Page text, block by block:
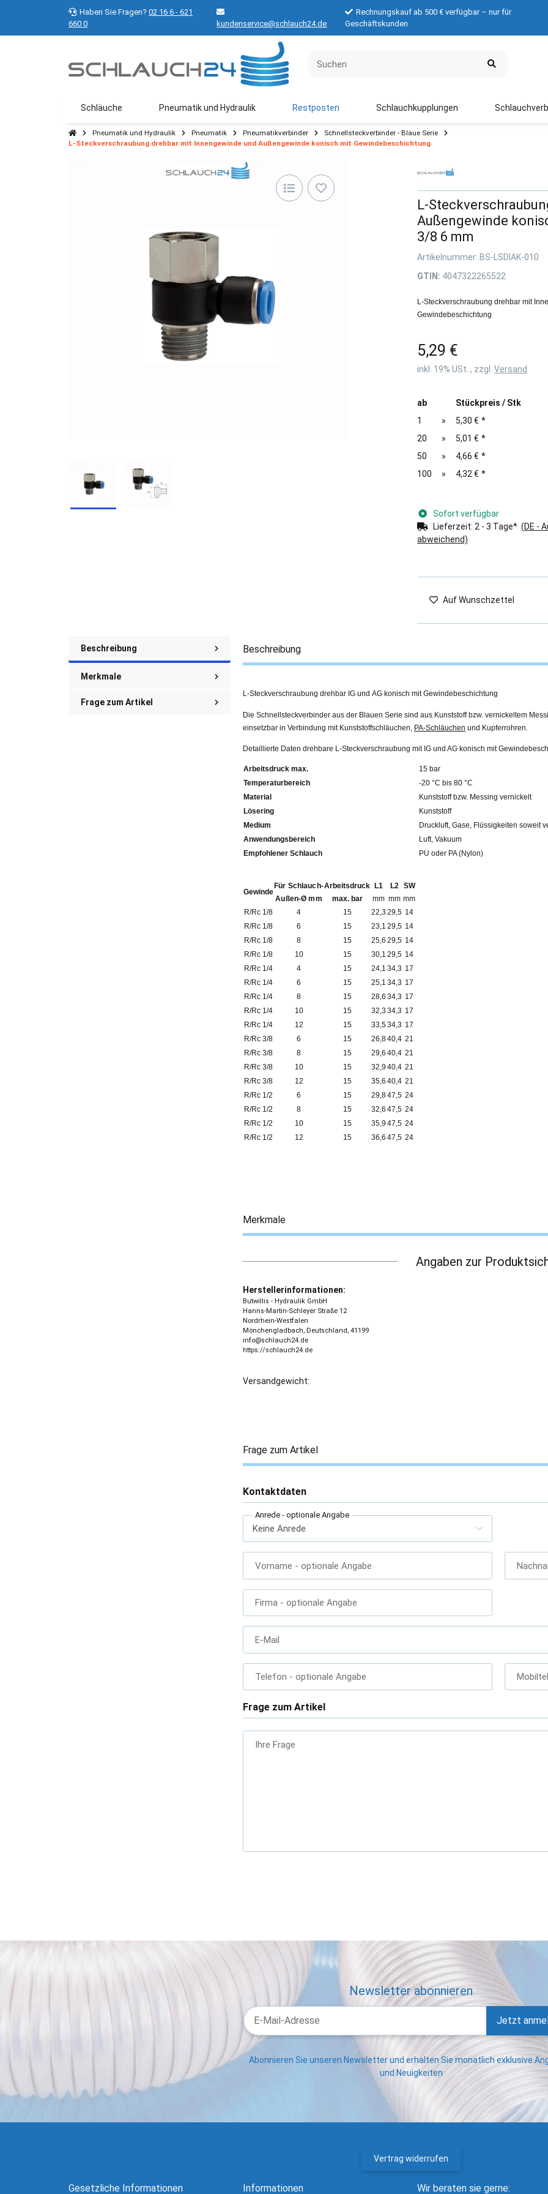
Haben Sie Fragen? 02 16 6 - 621
660 0
kundenservice@schlauch24.de
Rechnungskauf ab 500 € verfügbar – nur für
Geschäftskunden
Schläuche Pneumatik und Hydraulik Restposten Schlauchkupplungen
Pneumatik und Hydraulik Pneumatik Pneumatikverbinder
Schnellsteckverbinder - Blaue Serie
L-Steckverschraubung drehbar mit Innengewinde und Außengewinde konisch mit Gewindebeschichtung
L-
Außengewinde
3/8 6 mm
Artikelnummer: BS-LSDIAK-010
GTIN: 4047322265522
L-Steckverschraubung drehbar mit
Gewindebeschichtung
5,29 €
inkl. 19% USt. , zzgl. Versand
ab
Stückpreis / Stk
1
» 5,30 € *
20
» 5,01 € *
50
» 4,66 € *
100
» 4,32 € *
Sofort verfügbar
Lieferzeit: 2 - 3 Tage* (DE -
abweichend)
Auf Wunschzettel
Beschreibung
Merkmale
Frage zum Artikel
Beschreibung
L-Steckverschraubung drehbar IG und AG konisch mit Gewindebeschichtung
Die Schnellsteckverbinder aus der Blauen Serie sind aus Kunststoff bzw. vernickeltem
einsetzbar in Verbindung mit Kunststoffschläuchen, PA-Schläuchen und Kupferrohren.
Detaillierte Daten drehbare L-Steckverschraubung mit IG und AG konisch mit
Arbeitsdruck max.
15 bar
Temperaturbereich
-20 °C bis 80 °C
Material
Kunststoff bzw. Messing vernickelt
Lösering
Kunststoff
Medium
Druckluft, Gase, Flüssigkeiten soweit
Anwendungsbereich
Luft, Vakuum
Empfohlener Schlauch
PU oder PA (Nylon)
Gewinde
Für Schlauch-
Außen-Ø mm
Arbeitsdruck
max. bar
L1
mm
L2
mm
SW
mm
R/Rc 1/8
4 15 22,3 29,5 14
R/Rc 1/8
6 15 23,1 29,5 14
R/Rc 1/8
8 15 25,6 29,5 14
R/Rc 1/8
10 15 30,1 29,5 14
R/Rc 1/4
4 15 24,1 34,3 17
R/Rc 1/4
6 15 25,1 34,3 17
R/Rc 1/4
8 15 28,6 34,3 17
R/Rc 1/4
10 15 32,3 34,3 17
R/Rc 1/4
12 15 33,534,3 17
R/Rc 3/8
6 15 26,840,4 21
R/Rc 3/8
8 15 29,6 40,4 21
R/Rc 3/8
10 15 32,9 40,4 21
R/Rc 3/8
12 15 35,6 40,4 21
R/Rc 1/2
6 15 29,847,5 24
R/Rc 1/2
8 15 32,6 47,5 24
R/Rc 1/2
10 15 35,9 47,5 24
R/Rc 1/2
12 15 36,6 47,5 24
Merkmale
Angaben zur
Herstellerinformationen:
Butwillis - Hydraulik GmbH
Hanns-Martin-Schleyer Straße 12
Nordrhein-Westfalen
Mönchengladbach, Deutschland, 41199
info@schlauch24.de
https://schlauch24.de
Versandgewicht:
Frage zum Artikel
Kontaktdaten
Anrede - optionale Angabe
Vorname - optionale Angabe
Firma - optionale Angabe
E-Mail
Telefon - optionale Angabe
Frage zum Artikel
Ihre Frage
Newsletter abonnieren
Jetzt
Abonnieren Sie unseren Newsletter und erhalten Sie monatlich exklusive
und Neuigkeiten
Vertrag widerrufen
Gesetzliche Informationen Informationen Wir beraten sie gerne: